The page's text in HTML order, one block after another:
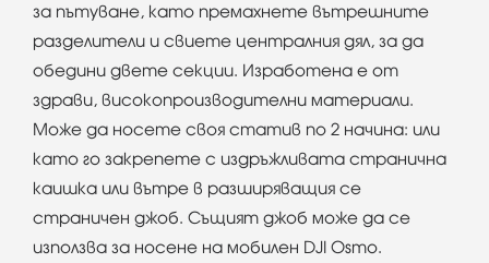
за пътуване, като премахнете вътрешните
разделители и свиете централния дял, за да
обедини двете секции. Изработена е от
здрави, високопроизводителни материали.
Може да носете своя статив по 2 начина: или
като го закрепете с издръжливата странична
каишка или вътре в разширяващия се
страничен джоб. Същият джоб може да се
използва за носене на мобилен DJI Osmo.